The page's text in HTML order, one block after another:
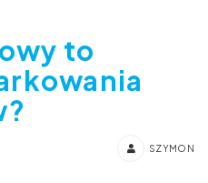
to
SZYMON